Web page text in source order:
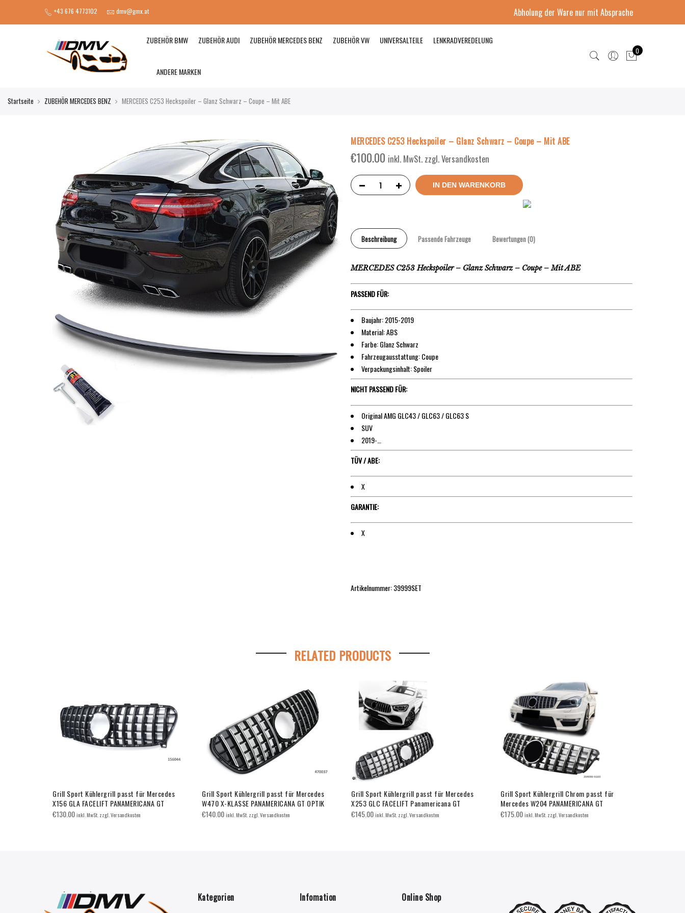
+43 676 4773102 dmv@gmx.at Abholung der Ware nur mit Absprache
ZUBEHÖR BMW ZUBEHÖR AUDI ZUBEHÖR MERCEDES BENZ ZUBEHÖR VW UNIVERSALTEILE LENKRADVEREDELUNG
ANDERE MARKEN
0
Startseite ZUBEHÖR MERCEDES BENZ MERCEDES C253 Heckspoiler – Glanz Schwarz – Coupe – Mit ABE
MERCEDES C253 Heckspoiler – Glanz Schwarz – Coupe – Mit ABE
€100.00 inkl. MwSt. zzgl. Versandkosten
IN DEN WARENKORB
Beschreibung Passende Fahrzeuge Bewertungen (0)
MERCEDES C253 Heckspoiler – Glanz Schwarz – Coupe – Mit ABE
PASSEND FÜR:
Baujahr: 2015-2019
Material: ABS
Farbe: Glanz Schwarz
Fahrzeugausstattung: Coupe
Verpackungsinhalt: Spoiler
NICHT PASSEND FÜR:
Original AMG GLC43 / GLC63 / GLC63 S
SUV
2019-…
TÜV / ABE:
X
GARANTIE:
X
Artikelnummer: 39999SET
RELATED PRODUCTS
Grill Sport Kühlergrill passt für Mercedes
X156 GLA FACELIFT PANAMERICANA GT
€130.00inkl. MwSt. zzgl. Versandkosten
Grill Sport Kühlergrill passt für Mercedes
W470 X-KLASSE PANAMERICANA GT OPTIK
€140.00inkl. MwSt. zzgl. Versandkosten
Grill Sport Kühlergrill passt für Mercedes
X253 GLC FACELIFT Panamericana GT
€145.00inkl. MwSt. zzgl. Versandkosten
Grill Sport Kühlergrill Chrom passt für
Mercedes W204 PANAMERICANA GT
€175.00inkl. MwSt. zzgl. Versandkosten
Kategorien Infomation Online Shop